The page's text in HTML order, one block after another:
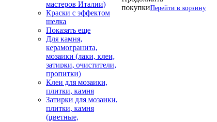
мастеров Италии)
Краски с эффектом
шелка
Показать еще
Для камня,
керамогранита,
мозаики (лаки, клеи,
затирки, очистители,
пропитки)
Клеи для мозаики,
плитки, камня
Затирки для мозаики,
плитки, камня
(цветные,
покупкиПерейти в корзину